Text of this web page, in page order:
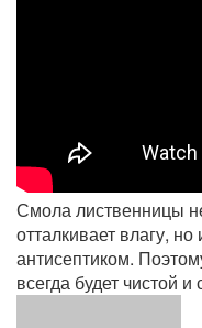
Смола лиственницы
отталкивает влагу,
антисептиком.
всегда будет чистой и